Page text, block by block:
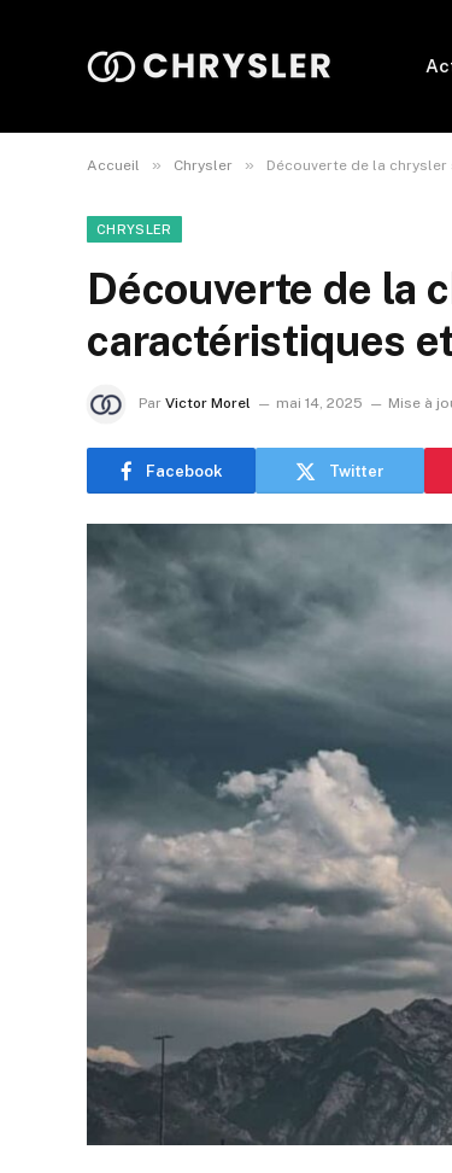
Accueil » Chrysler » Découverte de la
CHRYSLER
Découverte de la
caractéristiques
Par Victor Morel mai 14, 2025 Mise à
Facebook Twitter